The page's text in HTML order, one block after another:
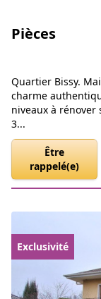
Pièces
Quartier Bissy.
charme
niveaux à rénover
3...
Être
rappelé(e)
Exclusivité